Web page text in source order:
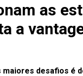
as
a
maiores desafios é